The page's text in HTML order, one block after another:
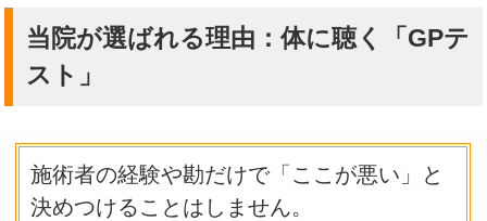
当院が選ばれる理由：体に聴く「GPテ
スト」
施術者の経験や勘だけで「ここが悪い」と
決めつけることはしません。